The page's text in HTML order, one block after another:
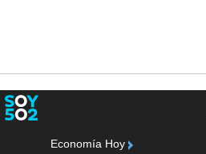
Economía Hoy